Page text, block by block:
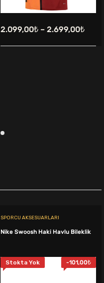
2.099,00₺ – 2.699,00₺
SPORCU AKSESUARLARI
Nike Swoosh Haki Havlu Bileklik
Stokta Yok -101,00₺